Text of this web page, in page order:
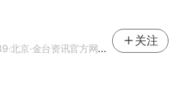
·北京·金台资讯官方网易号
关注